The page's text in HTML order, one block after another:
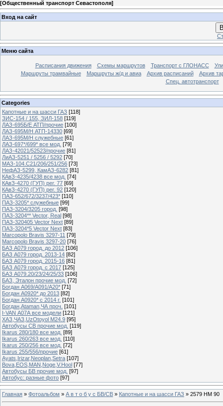
[Общественный транспорт Севастополя]
Вход на сайт
Меню сайта
Расписания движения Схемы маршрутов Транспорт с ГЛОНАСС
Маршруты трамвайные
Маршруты ж/д и авиа Архив расписаний
Архив
Спец. автотранспорт
Categories
Капотные и на шасси ГАЗ [118]
ЗИС-154 / 155, ЗИЛ-158 [119]
ЛАЗ-695Б/Е АТП/прочие [100]
ЛАЗ-695М/Н АТП-14330 [69]
ЛАЗ-695М/Н служебные [61]
ЛАЗ-697*/699* все мод. [79]
ЛАЗ-42021/52523/прочие [81]
ЛиАЗ-5251 / 5256 / 5292 [70]
МАЗ-104.C21/206/251/256 [73]
НефАЗ-5299, КамАЗ-6282 [81]
КАвЗ-4235/4238 все мод. [74]
КАвЗ-4270 (ГУП) рег. 77 [69]
КАвЗ-4270 (ГУП) рег. 92 [120]
ПАЗ-652/672/3237/423* [110]
ПАЗ-3205* служебные [99]
ПАЗ-3204/3205 город. [98]
ПАЗ-3204** Vector, Real [98]
ПАЗ-320405 Vector Next [89]
ПАЗ-3204*5 Vector Next [83]
Marcopolo Bravis 3297-11 [79]
Marcopolo Bravis 3297-20 [76]
БАЗ А079 город. до 2012 [106]
БАЗ А079 город. 2013-14 [82]
БАЗ А079 город. 2015-16 [81]
БАЗ А079 город. с 2017 [125]
БАЗ А079.20/23/24/25/33 [106]
БАЗ, Эталон прочие мод. [72]
Богдан А069/А091/А20* [71]
Богдан А0920* до 2013 [82]
Богдан А0920* с 2014 г. [101]
Богдан,Ataman,ЧА проч. [101]
I-VAN А07А все модели [121]
ХАЗ,ЧАЗ,UzOtoyol M24.9 [95]
Автобусы СВ прочие мод. [119]
Ikarus 280/180 все мод. [89]
Ikarus 260/263 все мод. [110]
Ikarus 250/256 все мод. [72]
Ikarus 255/556/прочие [61]
Ayats,Irizar,Neoplan,Setra [107]
Bova,EOS,MAN,Noge,V.Hool [77]
Автобусы БВ прочие мод. [97]
Автобус: разные фото [97]
Главная » Фотоальбом » А в т о б у с БВ/СВ » Капотные и на шасси ГАЗ » 2579 НМ 90